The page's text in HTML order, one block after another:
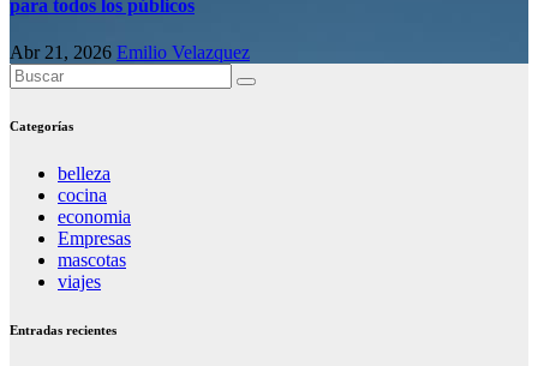
para todos los públicos
Abr 21, 2026 Emilio Velazquez
Categorías
belleza
cocina
economia
Empresas
mascotas
viajes
Entradas recientes